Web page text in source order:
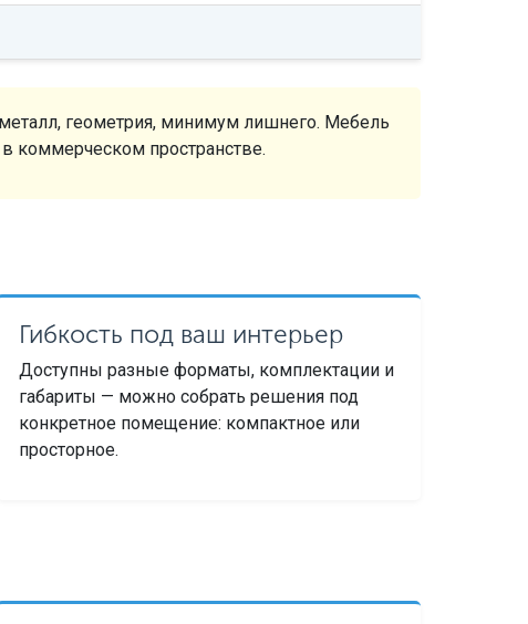
геометрия, минимум лишнего. Мебель
коммерческом пространстве.
Гибкость под ваш интерьер
Доступны разные форматы, комплектации и
габариты — можно собрать решения под
конкретное помещение: компактное или
просторное.